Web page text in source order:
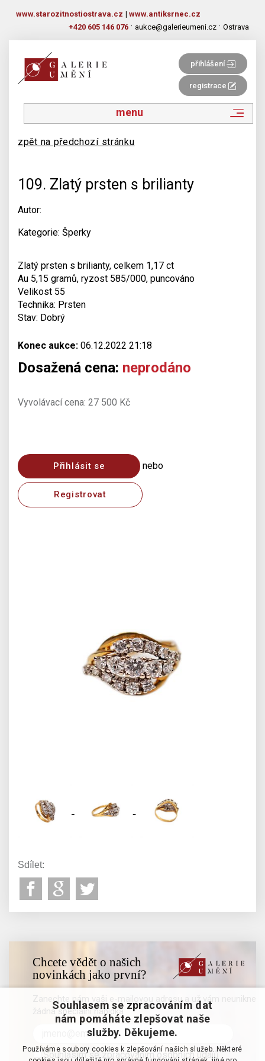
www.starozitnostiostrava.cz | www.antiksrnec.cz
+420 605 146 076 · aukce@galerieumeni.cz · Ostrava
přihlášení
registrace
menu
zpět na předchozí stránku
109. Zlatý prsten s brilianty
Autor:
Kategorie: Šperky
Zlatý prsten s brilianty, celkem 1,17 ct
Au 5,15 gramů, ryzost 585/000, puncováno
Velikost 55
Technika: Prsten
Stav: Dobrý
Konec aukce: 06.12.2022 21:18
Dosažená cena: neprodáno
Vyvolávací cena: 27 500 Kč
Přihlásit se nebo
Registrovat
Sdílet:
Chcete vědět o našich
novinkách jako první?
Zanechte nám vaši e-mailovou adresu a už vám neunikne
žádná speciální nabídka
Souhlasím se zpracováním osobních údajů
Souhlasem se zpracováním dat
nám pomáháte zlepšovat naše
služby. Děkujeme.
Používáme soubory cookies k zlepšování našich služeb. Některé